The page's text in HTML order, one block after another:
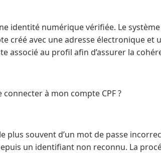
identité numérique vérifiée. Le
créé avec une adresse électronique et
associé au profil afin d’assurer la
connecter à mon compte CPF ?
plus souvent d’un mot de passe
un identifiant non reconnu. La